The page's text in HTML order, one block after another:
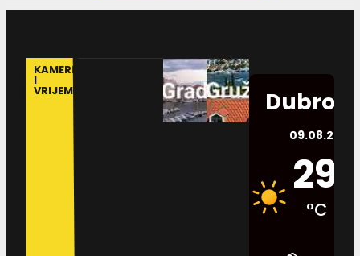
KAMERE
I
VRIJEME
09.08.2026.
29
°C